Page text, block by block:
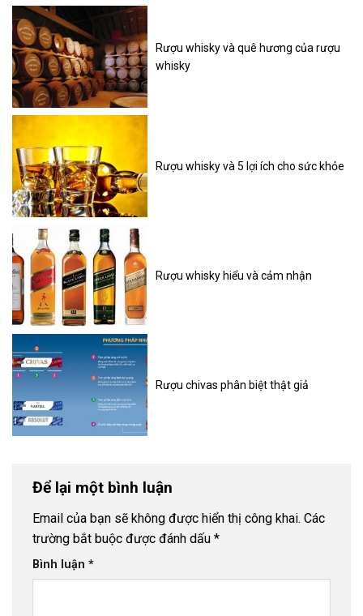
Rượu whisky và quê hương của rượu
whisky
Rượu whisky và 5 lợi ích cho sức khỏe
Rượu whisky hiểu và cảm nhận
Rượu chivas phân biệt thật giả
Để lại một bình luận
Email của bạn sẽ không được hiển thị công khai. Các
trường bắt buộc được đánh dấu *
Bình luận *